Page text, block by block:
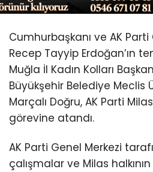
Cumhurbaşkanı ve AK Parti
Recep Tayyip Erdoğan’ın
Muğla İl Kadın Kolları
Büyükşehir Belediye Meclis
Marçalı Doğru, AK Parti
görevine atandı.
AK Parti Genel Merkezi
çalışmalar ve Milas